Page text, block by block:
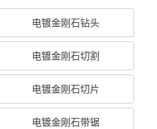
电镀金刚石钻头
电镀金刚石切割
电镀金刚石切片
电镀金刚石带锯